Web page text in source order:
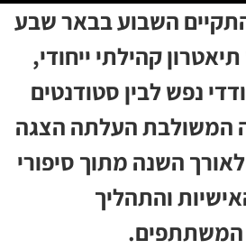
השבוע בבאר שבע
קהילתי ייחודי,
נפש לבין סטודנטים
המשולבת העלתה הצגה
השנה מתוך סיפורי
והתהליך
המשתתפים.